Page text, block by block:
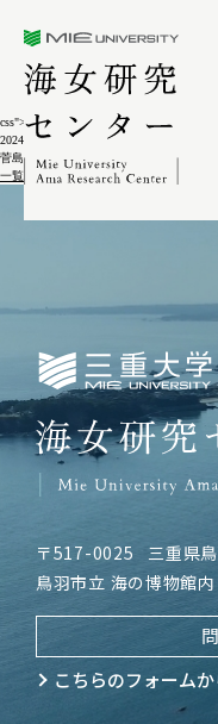
css">
2024.02.04
菅島しろんご祭13-7
一覧に戻る
〒517-0025
三重県
鳥羽市立 海の博物館内
こちらのフォームか